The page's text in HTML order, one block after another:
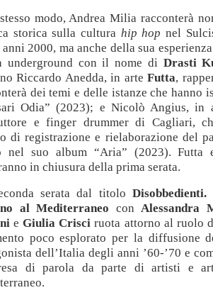
modo, Andrea Milia racconterà
storica sulla cultura hip hopnel
2000, ma anche della sua
underground con il nome di Drasti
Riccardo Anedda, in arteFutta,
dei temi e delle istanze che hanno
Odia” (2023); e Nicolò Angius, in
e finger drummer di Cagliari,
di registrazione e rielaborazione del
nel suo album “Aria” (2023).
in chiusura della prima serata.
serata dal titolo
al Mediterraneo con Alessandra
eGiulia Crisciruota attorno al ruolo
poco esplorato per la diffusione
dell’Italia degli anni ’60-’70 e
di parola da parte di artisti e